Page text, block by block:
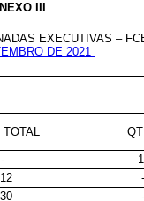
III
EXECUTIVAS –
DE 2021
TOTAL
- 1
-
-